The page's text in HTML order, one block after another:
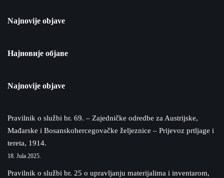
Najnovije objave
Најновије објаве
Najnovije objave
Pravilnik o službi br. 69. – Zajedničke odredbe za Austrijske,
Mađarske i Bosanskohercegovačke željeznice – Prijevoz prtljage i
tereta, 1914.
18. Jula 2025.
Pravilnik o službi br. 25 o upravljanju materijalima i inventarom,